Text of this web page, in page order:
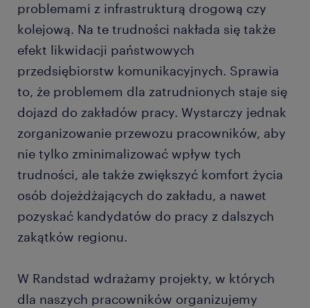
problemami z infrastrukturą drogową czy
kolejową. Na te trudności nakłada się także
efekt likwidacji państwowych
przedsiębiorstw komunikacyjnych. Sprawia
to, że problemem dla zatrudnionych staje się
dojazd do zakładów pracy. Wystarczy jednak
zorganizowanie przewozu pracowników, aby
nie tylko zminimalizować wpływ tych
trudności, ale także zwiększyć komfort życia
osób dojeżdżających do zakładu, a nawet
pozyskać kandydatów do pracy z dalszych
zakątków regionu.
W Randstad wdrażamy projekty, w których
dla naszych pracowników organizujemy